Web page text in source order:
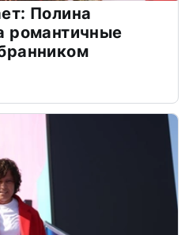
Полина
романтичные